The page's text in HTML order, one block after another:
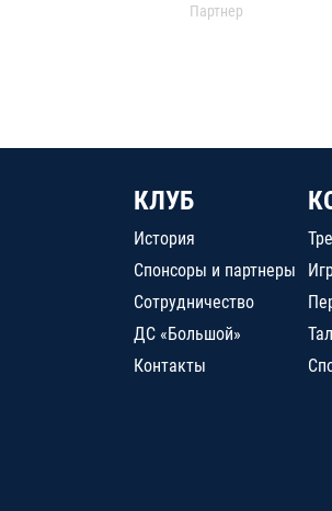
Партнер
КЛУБ
История
Спонсоры и партнеры
Сотрудничество
ДС «Большой»
Контакты